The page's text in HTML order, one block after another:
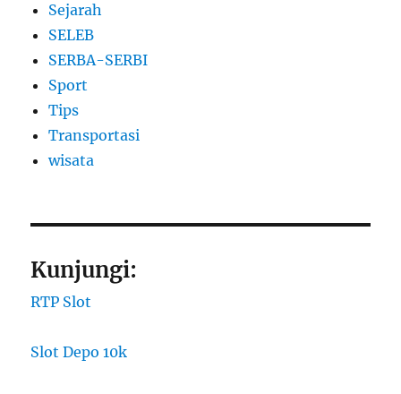
Sejarah
SELEB
SERBA-SERBI
Sport
Tips
Transportasi
wisata
Kunjungi:
RTP Slot
Slot Depo 10k